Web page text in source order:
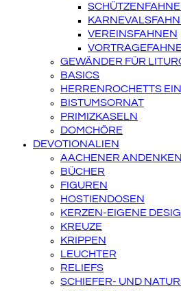
VEREINSFAHNEN
GEWÄNDER FÜR
BASICS
HERRENROCHETTS
BISTUMSORNAT
PRIMIZKASELN
DOMCHÖRE
DEVOTIONALIEN
AACHENER ANDENKEN
BÜCHER
FIGUREN
HOSTIENDOSEN
KERZEN-EIGENE
KREUZE
KRIPPEN
LEUCHTER
RELIEFS
SCHIEFER- UND